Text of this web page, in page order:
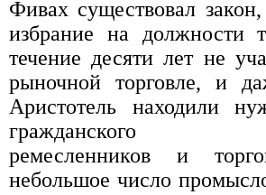
Фивах существовал
из­брание на должности
течение десяти лет не
рыночной торговле, и
Аристотель находили
граж­данского
ремесленников и
небольшое число